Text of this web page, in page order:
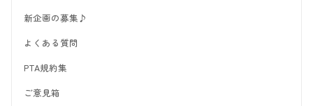
新企画の募集♪
よくある質問
PTA規約集
ご意見箱